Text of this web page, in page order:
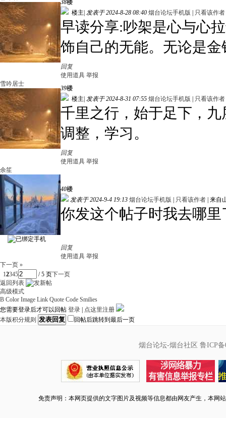
38楼
楼主 发表于 2024-8-28 08:40 烟台论坛手机版 只看该作者
早读分享:吵架是心与心
饰自己的无能。无论是
回复
使用道具 举报
雪吟居士
39楼
楼主 发表于 2024-8-31 07:55 烟台论坛手机版 只看该作者
千里之行，始于足下，
调整，学习。
回复
使用道具 举报
余笙
40楼
发表于 2024-9-4 19:13 烟台论坛手机版 只看该作者 来自
你发这个帖子时我去哪里
回复
使用道具 举报
下一页 »
12345 / 5 页下一页
返回列表
高级模式
B Color Image Link Quote Code Smilies
您需要登录后才可以回帖 登录
点这里注册
本版积分规则 发表回复 回帖后跳转到最后一页
烟台论坛-烟台社区 鲁ICP备
免责声明：本网页提供的文字图片及视频等信息都由网友产生，本网